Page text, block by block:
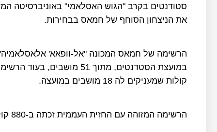
סטודנטים בקרב "הגוש האסלאמי" באוניברסיטה
את הניצחון הסוחף של חמאס בבחירות.
קולות שמעניקים לה 18 מושבים במועצה.
הרשימה המזוהה עם החזית העממית זכתה ב-880 קולות שמעניקים לה 5 מושבים.